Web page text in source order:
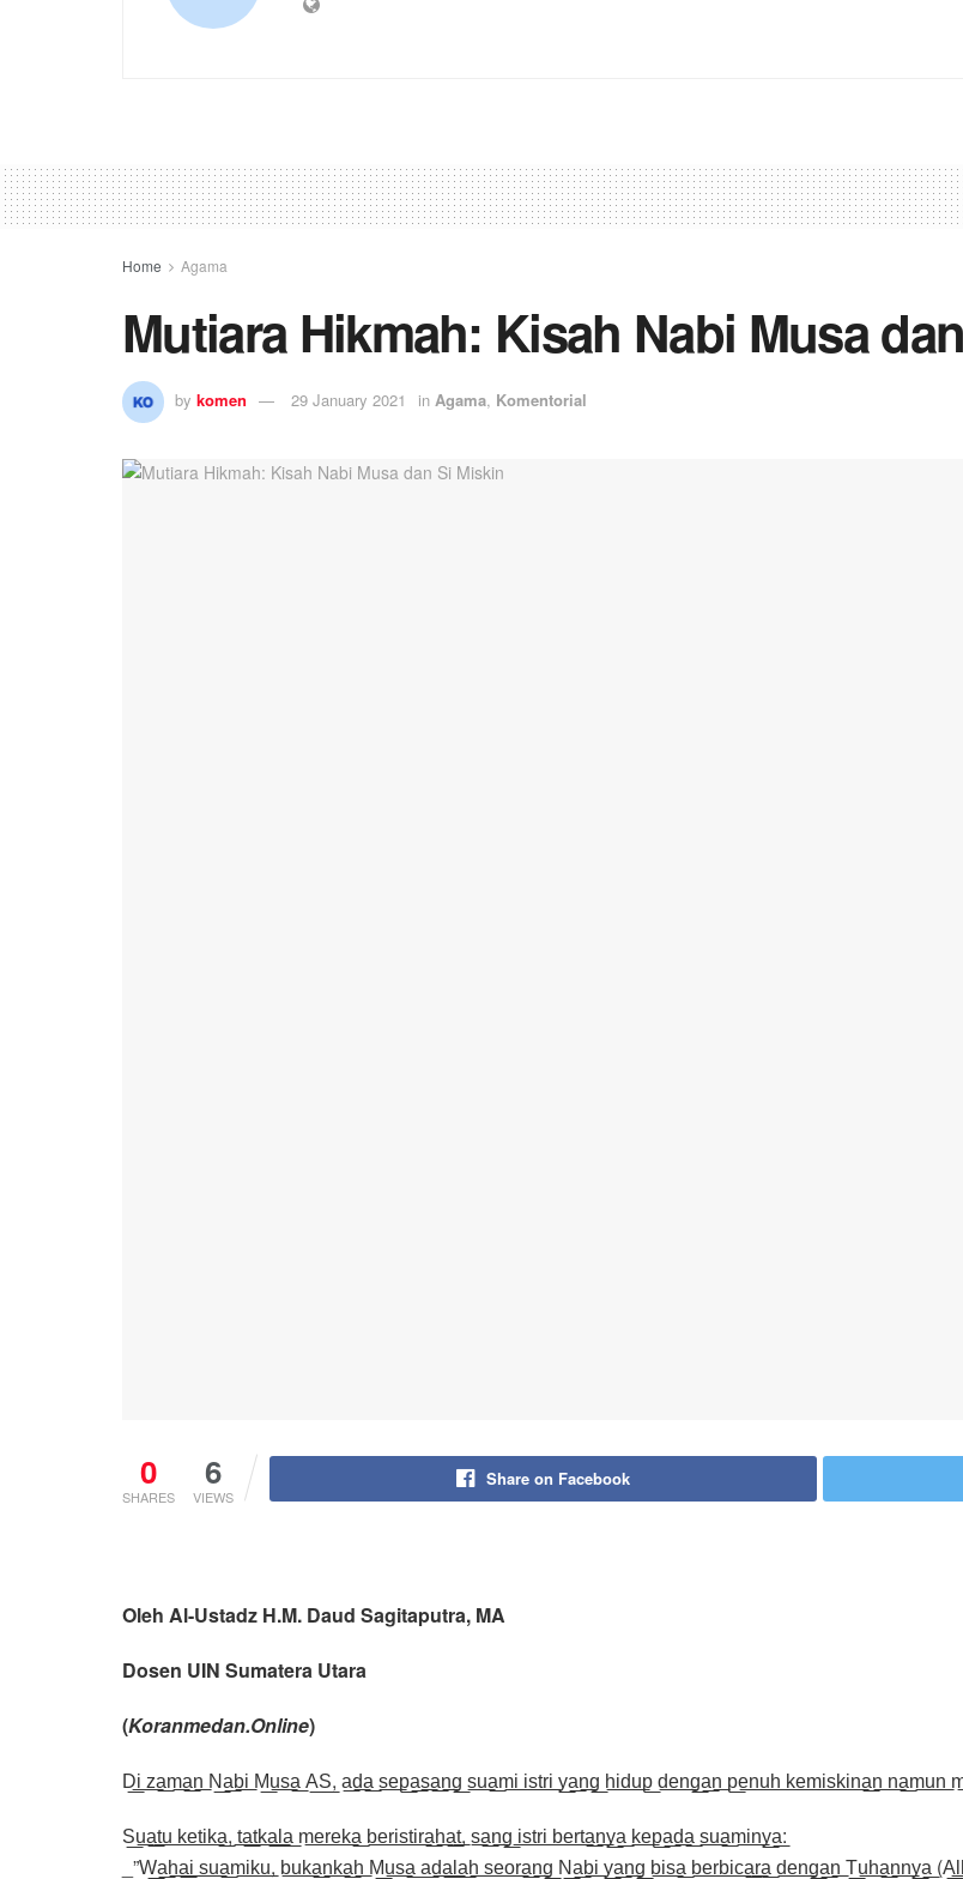
Home Agama
Mutiara Hikmah: Kisah Nabi Musa
by komen 29 January 2021 in Agama, Komentorial
0
SHARES
6
VIEWS
Share on Facebook
Oleh Al-Ustadz H.M. Daud Sagitaputra, MA
Dosen UIN Sumatera Utara
(Koranmedan.Online)
D͟i͟ z͟a͟m͟a͟n͟ N͟a͟b͟i͟ M͟u͟s͟a͟ A͟S͟, a͟d͟a͟ s͟e͟p͟a͟s͟a͟n͟g͟ s͟u͟a͟m͟i͟ i͟s͟t͟r͟i͟ y͟a͟n͟g͟ h͟i͟d͟u͟p͟ d͟e͟n͟g͟a͟n͟ p͟e͟n͟u͟h͟ k͟e͟m͟i͟s͟k͟i͟n͟a͟n͟ n͟a͟m͟u͟n͟
S͟u͟a͟t͟u͟ k͟e͟t͟i͟k͟a͟, t͟a͟t͟k͟a͟l͟a͟ m͟e͟r͟e͟k͟a͟ b͟e͟r͟i͟s͟t͟i͟r͟a͟h͟a͟t͟, s͟a͟n͟g͟ i͟s͟t͟r͟i͟ b͟e͟r͟t͟a͟n͟y͟a͟ k͟e͟p͟a͟d͟a͟ s͟u͟a͟m͟i͟n͟y͟a͟:
_”W͟a͟h͟a͟i͟ s͟u͟a͟m͟i͟k͟u͟, b͟u͟k͟a͟n͟k͟a͟h͟ M͟u͟s͟a͟ a͟d͟a͟l͟a͟h͟ s͟e͟o͟r͟a͟n͟g͟ N͟a͟b͟i͟ y͟a͟n͟g͟ b͟i͟s͟a͟ b͟e͟r͟b͟i͟c͟a͟r͟a͟ d͟e͟n͟g͟a͟n͟ T͟u͟h͟a͟n͟n͟y͟a͟